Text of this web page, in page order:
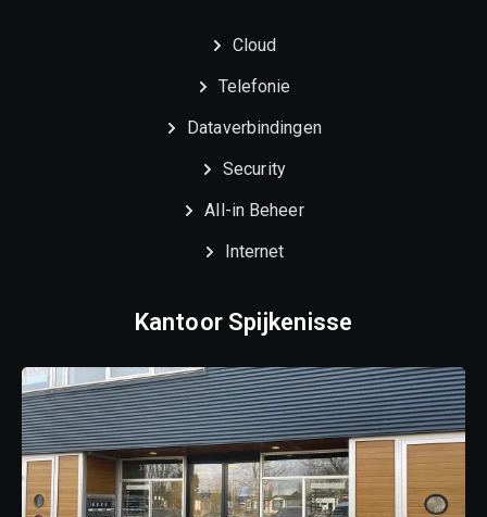
Cloud
Telefonie
Dataverbindingen
Security
All-in Beheer
Internet
Kantoor Spijkenisse